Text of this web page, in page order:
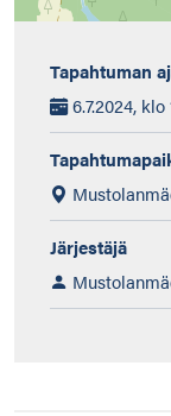
Tapahtuman
6.7.2024, klo
Järjestäjä